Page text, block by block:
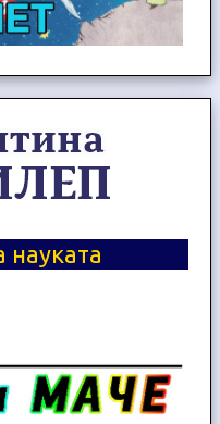
науката